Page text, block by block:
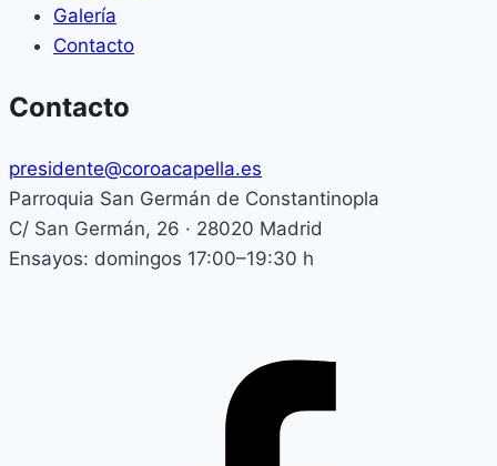
Galería
Contacto
Contacto
presidente@coroacapella.es
Parroquia San Germán de Constantinopla
C/ San Germán, 26 · 28020 Madrid
Ensayos: domingos 17:00–19:30 h